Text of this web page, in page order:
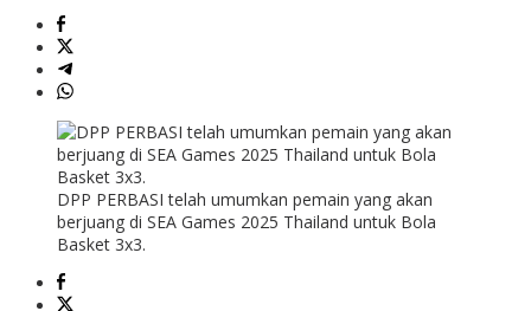
DPP PERBASI telah umumkan pemain yang akan
berjuang di SEA Games 2025 Thailand untuk Bola
Basket 3x3.